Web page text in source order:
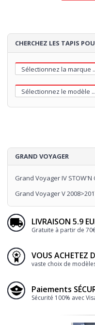
CHERCHEZ LES TAPIS
GRAND VOYAGER
Grand Voyager IV STOW'N
Grand Voyager V
LIVRAISON 5.9
Gratuite à partir de
VOUS ACHETEZ
vaste choix de
Paiements
Sécurité 100% avec